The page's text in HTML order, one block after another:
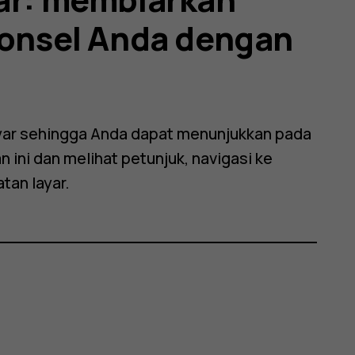
Anda dengan
sehingga Anda dapat menunjukkan pada
ini dan melihat petunjuk, navigasi ke
layar.